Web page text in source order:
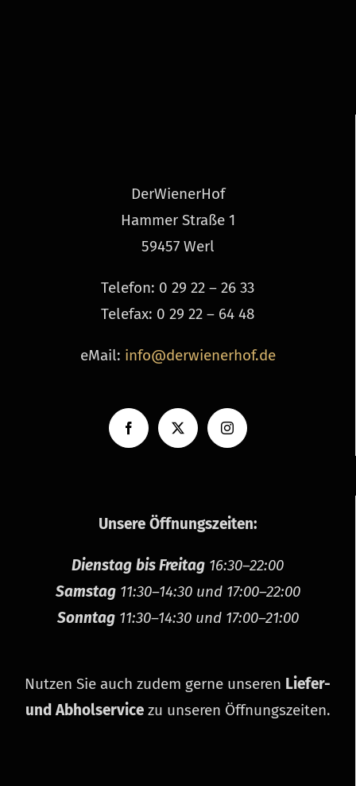
Der­Wi­e­nerHof
Hammer Straße 1
59457 Werl
Telefon: 0 29 22 – 26 33
Telefax: 0 29 22 – 64 48
eMail: info@derwienerhof.de
Unsere Öff­nungs­zeiten:
Dienstag bis Freitag 16:30–22:00
Samstag11:30–14:30 und 17:00–22:00
Sonntag11:30–14:30 und 17:00–21:00
Nutzen Sie auch zudem gerne unseren Liefer-
und Abhol­servicezu unseren Öff­nungs­zeiten.